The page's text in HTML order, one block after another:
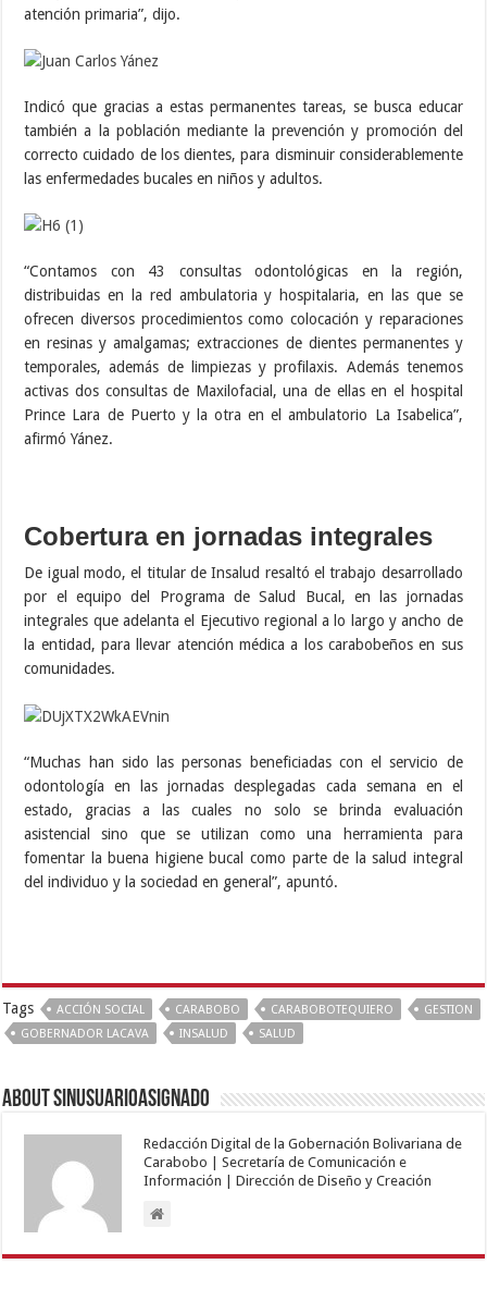
atención primaria”, dijo.
Indicó que gracias a estas permanentes tareas, se busca educar
también a la población mediante la prevención y promoción del
correcto cuidado de los dientes, para disminuir considerablemente
las enfermedades bucales en niños y adultos.
“Contamos con 43 consultas odontológicas en la región,
distribuidas en la red ambulatoria y hospitalaria, en las que se
ofrecen diversos procedimientos como colocación y reparaciones
en resinas y amalgamas; extracciones de dientes permanentes y
temporales, además de limpiezas y profilaxis. Además tenemos
activas dos consultas de Maxilofacial, una de ellas en el hospital
Prince Lara de Puerto y la otra en el ambulatorio La Isabelica”,
afirmó Yánez.
Cobertura en jornadas integrales
De igual modo, el titular de Insalud resaltó el trabajo desarrollado
por el equipo del Programa de Salud Bucal, en las jornadas
integrales que adelanta el Ejecutivo regional a lo largo y ancho de
la entidad, para llevar atención médica a los carabobeños en sus
comunidades.
“Muchas han sido las personas beneficiadas con el servicio de
odontología en las jornadas desplegadas cada semana en el
estado, gracias a las cuales no solo se brinda evaluación
asistencial sino que se utilizan como una herramienta para
fomentar la buena higiene bucal como parte de la salud integral
del individuo y la sociedad en general”, apuntó.
Tags ACCIÓN SOCIAL CARABOBO CARABOBOTEQUIERO
GESTION
GOBERNADOR LACAVA
INSALUD SALUD
About sinusuarioasignado
Redacción Digital de la Gobernación Bolivariana de
Carabobo | Secretaría de Comunicación e
Información | Dirección de Diseño y Creación